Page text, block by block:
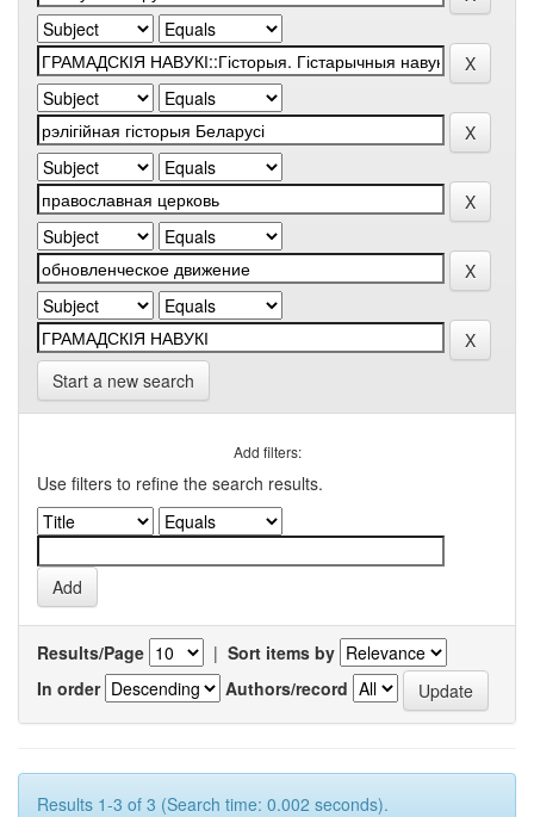
Start a new search
Add filters:
Use filters to refine the search results.
Results/Page | Sort items by
In order
Authors/record
Results 1-3 of 3 (Search time: 0.002 seconds).